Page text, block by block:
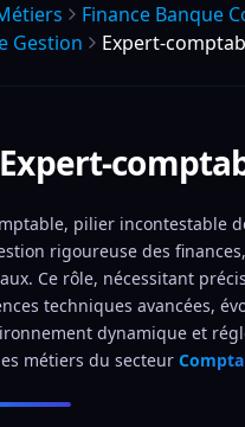
Finance Banque
Gestion
Expert-
Expert-
pilier incontestable
rigoureuse des
Ce rôle, nécessitant
techniques avancées,
dynamique et
métiers du secteur